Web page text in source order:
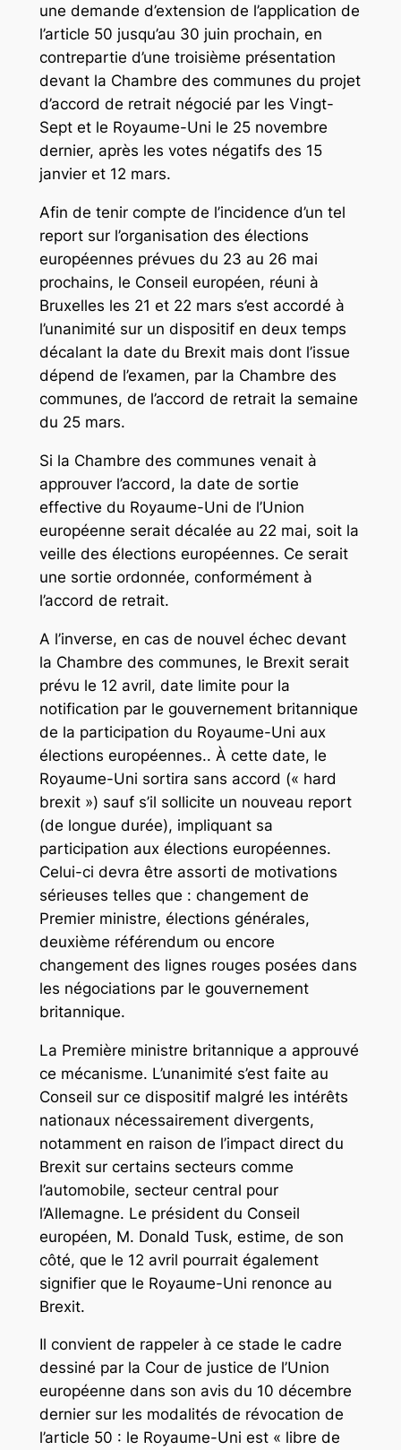
une demande d’extension de l’application de
l’article 50 jusqu’au 30 juin prochain, en
contrepartie d’une troisième présentation
devant la Chambre des communes du projet
d’accord de retrait négocié par les Vingt-
Sept et le Royaume-Uni le 25 novembre
dernier, après les votes négatifs des 15
janvier et 12 mars.
Afin de tenir compte de l’incidence d’un tel
report sur l’organisation des élections
européennes prévues du 23 au 26 mai
prochains, le Conseil européen, réuni à
Bruxelles les 21 et 22 mars s’est accordé à
l’unanimité sur un dispositif en deux temps
décalant la date du Brexit mais dont l’issue
dépend de l’examen, par la Chambre des
communes, de l’accord de retrait la semaine
du 25 mars.
Si la Chambre des communes venait à
approuver l’accord, la date de sortie
effective du Royaume-Uni de l’Union
européenne serait décalée au 22 mai, soit la
veille des élections européennes. Ce serait
une sortie ordonnée, conformément à
l’accord de retrait.
A l’inverse, en cas de nouvel échec devant
la Chambre des communes, le Brexit serait
prévu le 12 avril, date limite pour la
notification par le gouvernement britannique
de la participation du Royaume-Uni aux
élections européennes.. À cette date, le
Royaume-Uni sortira sans accord (« hard
brexit») sauf s’il sollicite un nouveau report
(de longue durée), impliquant sa
participation aux élections européennes.
Celui-ci devra être assorti de motivations
sérieuses telles que : changement de
Premier ministre, élections générales,
deuxième référendum ou encore
changement des lignes rouges posées dans
les négociations par le gouvernement
britannique.
La Première ministre britannique a approuvé
ce mécanisme. L’unanimité s’est faite au
Conseil sur ce dispositif malgré les intérêts
nationaux nécessairement divergents,
notamment en raison de l’impact direct du
Brexit sur certains secteurs comme
l’automobile, secteur central pour
l’Allemagne. Le président du Conseil
européen, M. Donald Tusk, estime, de son
côté, que le 12 avril pourrait également
signifier que le Royaume-Uni renonce au
Brexit.
Il convient de rappeler à ce stade le cadre
dessiné par la Cour de justice de l’Union
européenne dans son avis du 10 décembre
dernier sur les modalités de révocation de
l’article 50 : le Royaume-Uni est « libre de